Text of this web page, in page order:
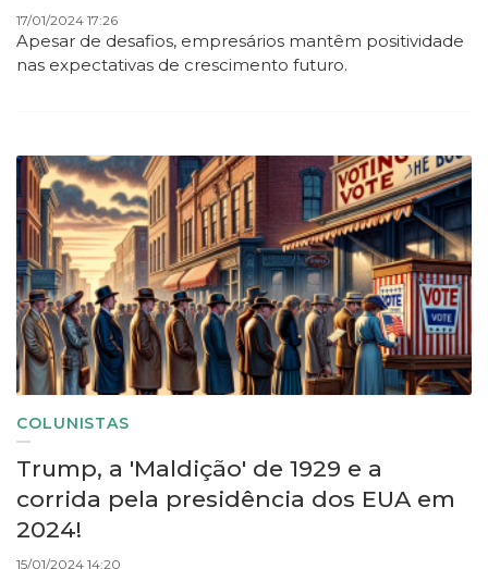
17/01/2024 17:26
Apesar de desafios, empresários mantêm positividade
nas expectativas de crescimento futuro.
COLUNISTAS
Trump, a 'Maldição' de 1929 e a
corrida pela presidência dos EUA em
2024!
15/01/2024 14:20